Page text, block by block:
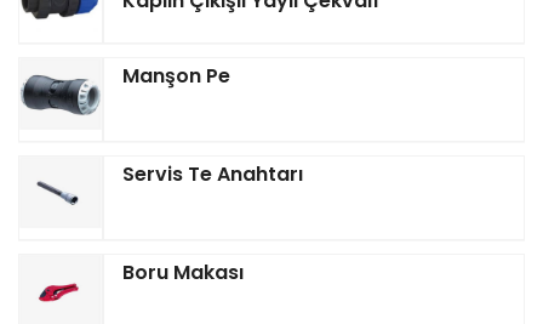
Manşon Pe
Servis Te Anahtarı
Boru Makası